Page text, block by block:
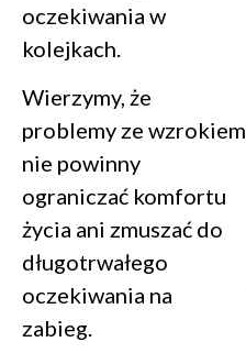
oczekiwania w
kolejkach.
Wierzymy, że
problemy ze wzrokiem
nie powinny
ograniczać komfortu
życia ani zmuszać do
długotrwałego
oczekiwania na
zabieg.